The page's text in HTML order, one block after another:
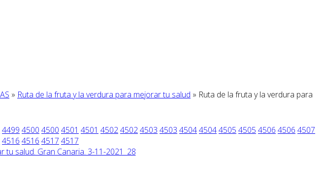
» Ruta de la fruta y la verdura para mejorar tu salud » Ruta de la fruta y la verdura para
4499 4500 4500 4501 4501 450245024503 4503 450445044505 4505 4506 4506 4507
4516 4516 4517 4517